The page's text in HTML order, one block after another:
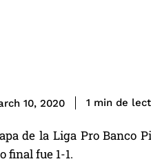
10, 2020 1 min de
de la Liga Pro Banco
final fue 1-1.